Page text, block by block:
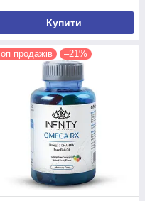
Купити
продажів –21%